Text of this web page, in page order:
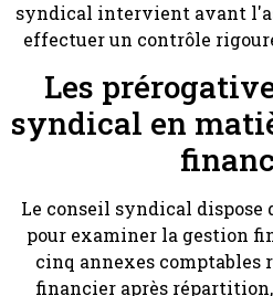
syndical intervient avant
effectuer un contrôle
Les
syndical en
Le conseil syndical
pour examiner la gestion
cinq annexes comptables
financier après